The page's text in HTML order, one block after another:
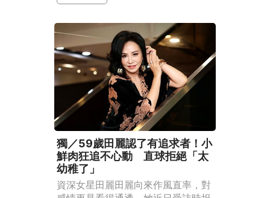
獨／59歲田麗認了有追求者！小
鮮肉狂追不心動 直球拒絕「太
幼稚了」
資深女星田麗田麗向來作風直率，對